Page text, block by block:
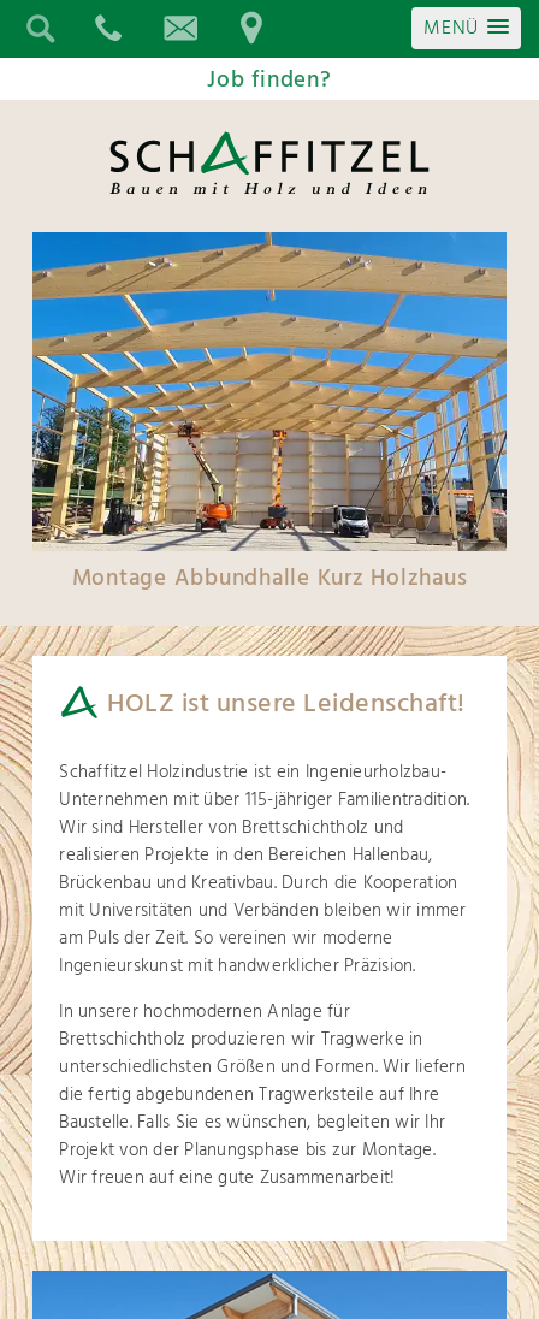
MENÜ
Job finden?
Montage Abbundhalle Kurz Holzhaus
HOLZ ist unsere Leidenschaft!
Schaffitzel Holzindustrie ist ein Ingenieurholzbau-
Unternehmen mit über 115-jähriger Familientradition.
Wir sind Hersteller von Brettschichtholz und
realisieren Projekte in den Bereichen Hallenbau,
Brückenbau und Kreativbau. Durch die Kooperation
mit Universitäten und Verbänden bleiben wir immer
am Puls der Zeit. So vereinen wir moderne
Ingenieurskunst mit handwerklicher Präzision.
In unserer hochmodernen Anlage für
Brettschichtholz produzieren wir Tragwerke in
unterschiedlichsten Größen und Formen. Wir liefern
die fertig abgebundenen Tragwerksteile auf Ihre
Baustelle. Falls Sie es wünschen, begleiten wir Ihr
Projekt von der Planungsphase bis zur Montage.
Wir freuen auf eine gute Zusammenarbeit!